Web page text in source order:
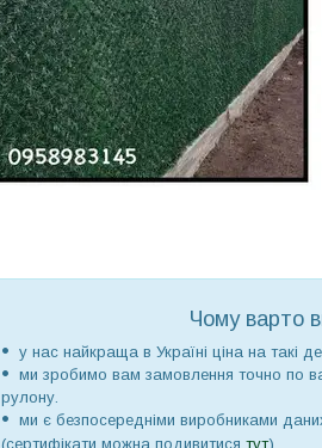
Чому варто
у нас найкраща в Україні ціна на такі
ми зробимо вам замовлення точно по
рулону.
ми є безпосередніми виробниками
(сертифікати можна подивитися тут).